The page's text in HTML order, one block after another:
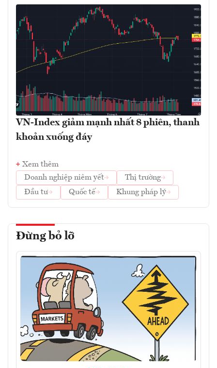
VN-Index giảm mạnh nhất 8 phiên, thanh
khoản xuống đáy
Xem thêm
Doanh nghiệp niêm yết
Thị trường
Đầu tư
Quốc tế Khung pháp lý
Đừng bỏ lỡ